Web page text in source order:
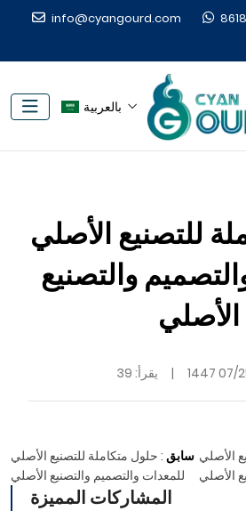
info@cyangourd.com
بالعربية
للتصنيع الأصلي
والتصنيع
الأصلي
07/25
| يقرأ: 39
سابق : حلول متكاملة للتصنيع الأصلي
للمعدات والتصميم والتصنيع الأصلي
الأصلي
الأصلي
المشاركات المميزة